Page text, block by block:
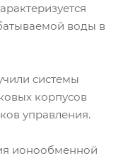
воды в
системы
корпусов
управления.
ионообменной